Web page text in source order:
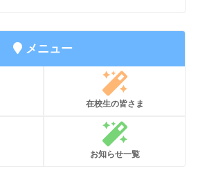
メニュー
在校生の皆さま
お知らせ一覧